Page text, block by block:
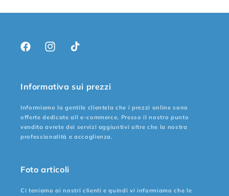
FacebookInstagramTikTok
Informativa sui prezzi
Informiamo la gentile clientela che i prezzi online sono
offerte dedicate all e-commerce. Presso il nostro punto
vendita avrete dei servizi aggiuntivi oltre che la nostra
professionalità e accoglienza.
Foto articoli
Ci teniamo ai nostri clienti e quindi vi informiamo che le